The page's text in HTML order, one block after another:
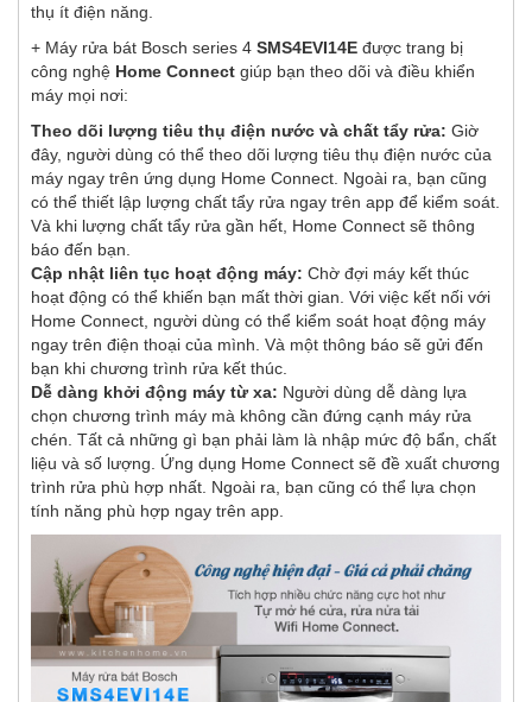
thụ ít điện năng.
+ Máy rửa bát Bosch series 4 SMS4EVI14E được trang bị
công nghệ Home Connect giúp bạn theo dõi và điều khiển
máy mọi nơi:
Theo dõi lượng tiêu thụ điện nước và chất tẩy rửa: Giờ
đây, người dùng có thể theo dõi lượng tiêu thụ điện nước của
máy ngay trên ứng dụng Home Connect. Ngoài ra, bạn cũng
có thể thiết lập lượng chất tẩy rửa ngay trên app để kiểm soát.
Và khi lượng chất tẩy rửa gần hết, Home Connect sẽ thông
báo đến bạn.
Cập nhật liên tục hoạt động máy: Chờ đợi máy kết thúc
hoạt động có thể khiến bạn mất thời gian. Với việc kết nối với
Home Connect, người dùng có thể kiểm soát hoạt động máy
ngay trên điện thoại của mình. Và một thông báo sẽ gửi đến
bạn khi chương trình rửa kết thúc.
Dễ dàng khởi động máy từ xa: Người dùng dễ dàng lựa
chọn chương trình máy mà không cần đứng cạnh máy rửa
chén. Tất cả những gì bạn phải làm là nhập mức độ bẩn, chất
liệu và số lượng. Ứng dụng Home Connect sẽ đề xuất chương
trình rửa phù hợp nhất. Ngoài ra, bạn cũng có thể lựa chọn
tính năng phù hợp ngay trên app.